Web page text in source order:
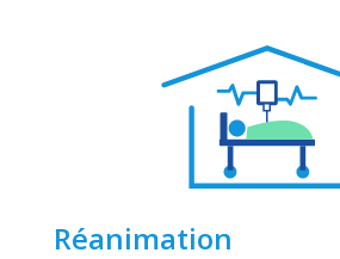
Réanimation